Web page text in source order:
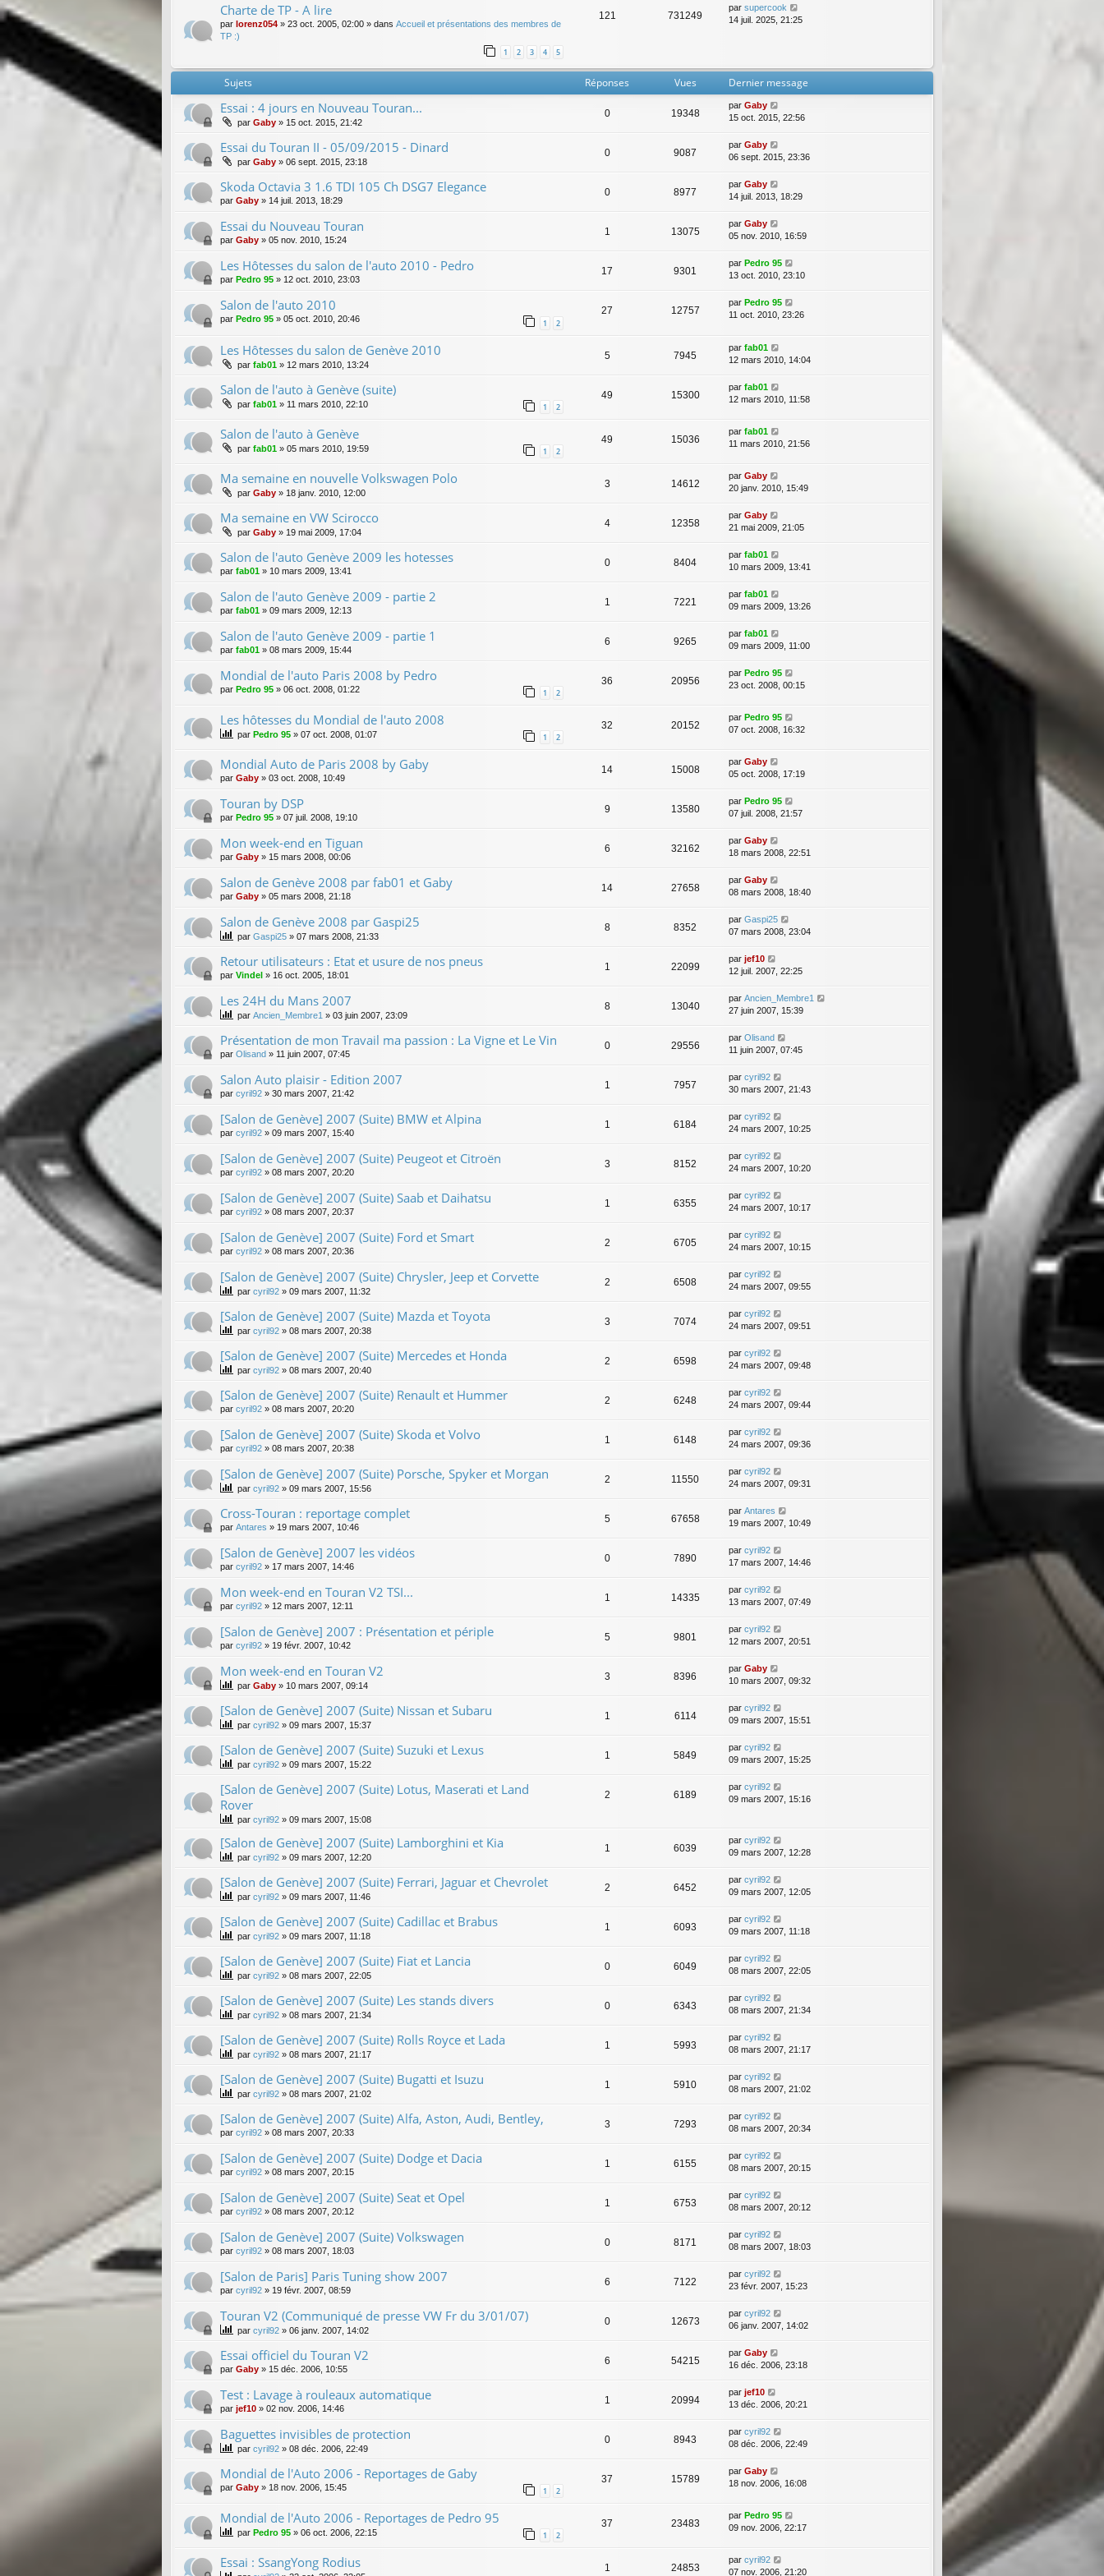
Charte de TP - A lire
par lorenz054 » 23 oct. 2005, 02:00 » dans Accueil et présentations des membres de
TP :)
1 2 3 4 5
121 731249
par supercook
14 juil. 2025, 21:25
Sujets Réponses Vues Dernier message
Essai : 4 jours en Nouveau Touran...
par Gaby » 15 oct. 2015, 21:42
0 19348
par Gaby
15 oct. 2015, 22:56
Essai du Touran II - 05/09/2015 - Dinard
par Gaby » 06 sept. 2015, 23:18
0 9087
par Gaby
06 sept. 2015, 23:36
Skoda Octavia 3 1.6 TDI 105 Ch DSG7 Elegance
par Gaby » 14 juil. 2013, 18:29
0 8977
par Gaby
14 juil. 2013, 18:29
Essai du Nouveau Touran
par Gaby » 05 nov. 2010, 15:24
1 13075
par Gaby
05 nov. 2010, 16:59
Les Hôtesses du salon de l'auto 2010 - Pedro
par Pedro 95 » 12 oct. 2010, 23:03
17 9301
par Pedro 95
13 oct. 2010, 23:10
Salon de l'auto 2010
par Pedro 95 » 05 oct. 2010, 20:46 1 2
27 12757
par Pedro 95
11 oct. 2010, 23:26
Les Hôtesses du salon de Genève 2010
par fab01 » 12 mars 2010, 13:24
5 7945
par fab01
12 mars 2010, 14:04
Salon de l'auto à Genève (suite)
par fab01 » 11 mars 2010, 22:10 1 2
49 15300
par fab01
12 mars 2010, 11:58
Salon de l'auto à Genève
par fab01 » 05 mars 2010, 19:59 1 2
49 15036
par fab01
11 mars 2010, 21:56
Ma semaine en nouvelle Volkswagen Polo
par Gaby » 18 janv. 2010, 12:00
3 14612
par Gaby
20 janv. 2010, 15:49
Ma semaine en VW Scirocco
par Gaby » 19 mai 2009, 17:04
4 12358
par Gaby
21 mai 2009, 21:05
Salon de l'auto Genève 2009 les hotesses
par fab01 » 10 mars 2009, 13:41
0 8404
par fab01
10 mars 2009, 13:41
Salon de l'auto Genève 2009 - partie 2
par fab01 » 09 mars 2009, 12:13
1 7221
par fab01
09 mars 2009, 13:26
Salon de l'auto Genève 2009 - partie 1
par fab01 » 08 mars 2009, 15:44
6 9265
par fab01
09 mars 2009, 11:00
Mondial de l'auto Paris 2008 by Pedro
par Pedro 95 » 06 oct. 2008, 01:22 1 2
36 20956
par Pedro 95
23 oct. 2008, 00:15
Les hôtesses du Mondial de l'auto 2008
par Pedro 95 » 07 oct. 2008, 01:07 1 2
32 20152
par Pedro 95
07 oct. 2008, 16:32
Mondial Auto de Paris 2008 by Gaby
par Gaby » 03 oct. 2008, 10:49
14 15008
par Gaby
05 oct. 2008, 17:19
Touran by DSP
par Pedro 95 » 07 juil. 2008, 19:10
9 13580
par Pedro 95
07 juil. 2008, 21:57
Mon week-end en Tiguan
par Gaby » 15 mars 2008, 00:06
6 32162
par Gaby
18 mars 2008, 22:51
Salon de Genève 2008 par fab01 et Gaby
par Gaby » 05 mars 2008, 21:18
14 27658
par Gaby
08 mars 2008, 18:40
Salon de Genève 2008 par Gaspi25
par Gaspi25 » 07 mars 2008, 21:33
8 8352
par Gaspi25
07 mars 2008, 23:04
Retour utilisateurs : Etat et usure de nos pneus
par Vindel » 16 oct. 2005, 18:01
1 22099
par jef10
12 juil. 2007, 22:25
Les 24H du Mans 2007
par Ancien_Membre1 » 03 juin 2007, 23:09
8 13040
par Ancien_Membre1
27 juin 2007, 15:39
Présentation de mon Travail ma passion : La Vigne et Le Vin
par Olisand » 11 juin 2007, 07:45
0 29556
par Olisand
11 juin 2007, 07:45
Salon Auto plaisir - Edition 2007
par cyril92 » 30 mars 2007, 21:42
1 7957
par cyril92
30 mars 2007, 21:43
[Salon de Genève] 2007 (Suite) BMW et Alpina
par cyril92 » 09 mars 2007, 15:40
1 6184
par cyril92
24 mars 2007, 10:25
[Salon de Genève] 2007 (Suite) Peugeot et Citroën
par cyril92 » 08 mars 2007, 20:20
3 8152
par cyril92
24 mars 2007, 10:20
[Salon de Genève] 2007 (Suite) Saab et Daihatsu
par cyril92 » 08 mars 2007, 20:37
1 6355
par cyril92
24 mars 2007, 10:17
[Salon de Genève] 2007 (Suite) Ford et Smart
par cyril92 » 08 mars 2007, 20:36
2 6705
par cyril92
24 mars 2007, 10:15
[Salon de Genève] 2007 (Suite) Chrysler, Jeep et Corvette
par cyril92 » 09 mars 2007, 11:32
2 6508
par cyril92
24 mars 2007, 09:55
[Salon de Genève] 2007 (Suite) Mazda et Toyota
par cyril92 » 08 mars 2007, 20:38
3 7074
par cyril92
24 mars 2007, 09:51
[Salon de Genève] 2007 (Suite) Mercedes et Honda
par cyril92 » 08 mars 2007, 20:40
2 6598
par cyril92
24 mars 2007, 09:48
[Salon de Genève] 2007 (Suite) Renault et Hummer
par cyril92 » 08 mars 2007, 20:20
2 6248
par cyril92
24 mars 2007, 09:44
[Salon de Genève] 2007 (Suite) Skoda et Volvo
par cyril92 » 08 mars 2007, 20:38
1 6148
par cyril92
24 mars 2007, 09:36
[Salon de Genève] 2007 (Suite) Porsche, Spyker et Morgan
par cyril92 » 09 mars 2007, 15:56
2 11550
par cyril92
24 mars 2007, 09:31
Cross-Touran : reportage complet
par Antares » 19 mars 2007, 10:46
5 67658
par Antares
19 mars 2007, 10:49
[Salon de Genève] 2007 les vidéos
par cyril92 » 17 mars 2007, 14:46
0 7890
par cyril92
17 mars 2007, 14:46
Mon week-end en Touran V2 TSI...
par cyril92 » 12 mars 2007, 12:11
1 14335
par cyril92
13 mars 2007, 07:49
[Salon de Genève] 2007 : Présentation et périple
par cyril92 » 19 févr. 2007, 10:42
5 9801
par cyril92
12 mars 2007, 20:51
Mon week-end en Touran V2
par Gaby » 10 mars 2007, 09:14
3 8396
par Gaby
10 mars 2007, 09:32
[Salon de Genève] 2007 (Suite) Nissan et Subaru
par cyril92 » 09 mars 2007, 15:37
1 6114
par cyril92
09 mars 2007, 15:51
[Salon de Genève] 2007 (Suite) Suzuki et Lexus
par cyril92 » 09 mars 2007, 15:22
1 5849
par cyril92
09 mars 2007, 15:25
[Salon de Genève] 2007 (Suite) Lotus, Maserati et Land
Rover
par cyril92 » 09 mars 2007, 15:08
2 6189
par cyril92
09 mars 2007, 15:16
[Salon de Genève] 2007 (Suite) Lamborghini et Kia
par cyril92 » 09 mars 2007, 12:20
1 6039
par cyril92
09 mars 2007, 12:28
[Salon de Genève] 2007 (Suite) Ferrari, Jaguar et Chevrolet
par cyril92 » 09 mars 2007, 11:46
2 6452
par cyril92
09 mars 2007, 12:05
[Salon de Genève] 2007 (Suite) Cadillac et Brabus
par cyril92 » 09 mars 2007, 11:18
1 6093
par cyril92
09 mars 2007, 11:18
[Salon de Genève] 2007 (Suite) Fiat et Lancia
par cyril92 » 08 mars 2007, 22:05
0 6049
par cyril92
08 mars 2007, 22:05
[Salon de Genève] 2007 (Suite) Les stands divers
par cyril92 » 08 mars 2007, 21:34
0 6343
par cyril92
08 mars 2007, 21:34
[Salon de Genève] 2007 (Suite) Rolls Royce et Lada
par cyril92 » 08 mars 2007, 21:17
1 5993
par cyril92
08 mars 2007, 21:17
[Salon de Genève] 2007 (Suite) Bugatti et Isuzu
par cyril92 » 08 mars 2007, 21:02
1 5910
par cyril92
08 mars 2007, 21:02
[Salon de Genève] 2007 (Suite) Alfa, Aston, Audi, Bentley,
par cyril92 » 08 mars 2007, 20:33
3 7293
par cyril92
08 mars 2007, 20:34
[Salon de Genève] 2007 (Suite) Dodge et Dacia
par cyril92 » 08 mars 2007, 20:15
1 6155
par cyril92
08 mars 2007, 20:15
[Salon de Genève] 2007 (Suite) Seat et Opel
par cyril92 » 08 mars 2007, 20:12
1 6753
par cyril92
08 mars 2007, 20:12
[Salon de Genève] 2007 (Suite) Volkswagen
par cyril92 » 08 mars 2007, 18:03
0 8171
par cyril92
08 mars 2007, 18:03
[Salon de Paris] Paris Tuning show 2007
par cyril92 » 19 févr. 2007, 08:59
6 7122
par cyril92
23 févr. 2007, 15:23
Touran V2 (Communiqué de presse VW Fr du 3/01/07)
par cyril92 » 06 janv. 2007, 14:02
0 12673
par cyril92
06 janv. 2007, 14:02
Essai officiel du Touran V2
par Gaby » 15 déc. 2006, 10:55
6 54215
par Gaby
16 déc. 2006, 23:18
Test : Lavage à rouleaux automatique
par jef10 » 02 nov. 2006, 14:46
1 20994
par jef10
13 déc. 2006, 20:21
Baguettes invisibles de protection
par cyril92 » 08 déc. 2006, 22:49
0 8943
par cyril92
08 déc. 2006, 22:49
Mondial de l'Auto 2006 - Reportages de Gaby
par Gaby » 18 nov. 2006, 15:45 1 2
37 15789
par Gaby
18 nov. 2006, 16:08
Mondial de l'Auto 2006 - Reportages de Pedro 95
par Pedro 95 » 06 oct. 2006, 22:15 1 2
37 23483
par Pedro 95
09 nov. 2006, 22:17
Essai : SsangYong Rodius 1 24853
par cyril92
07 nov. 2006, 21:20